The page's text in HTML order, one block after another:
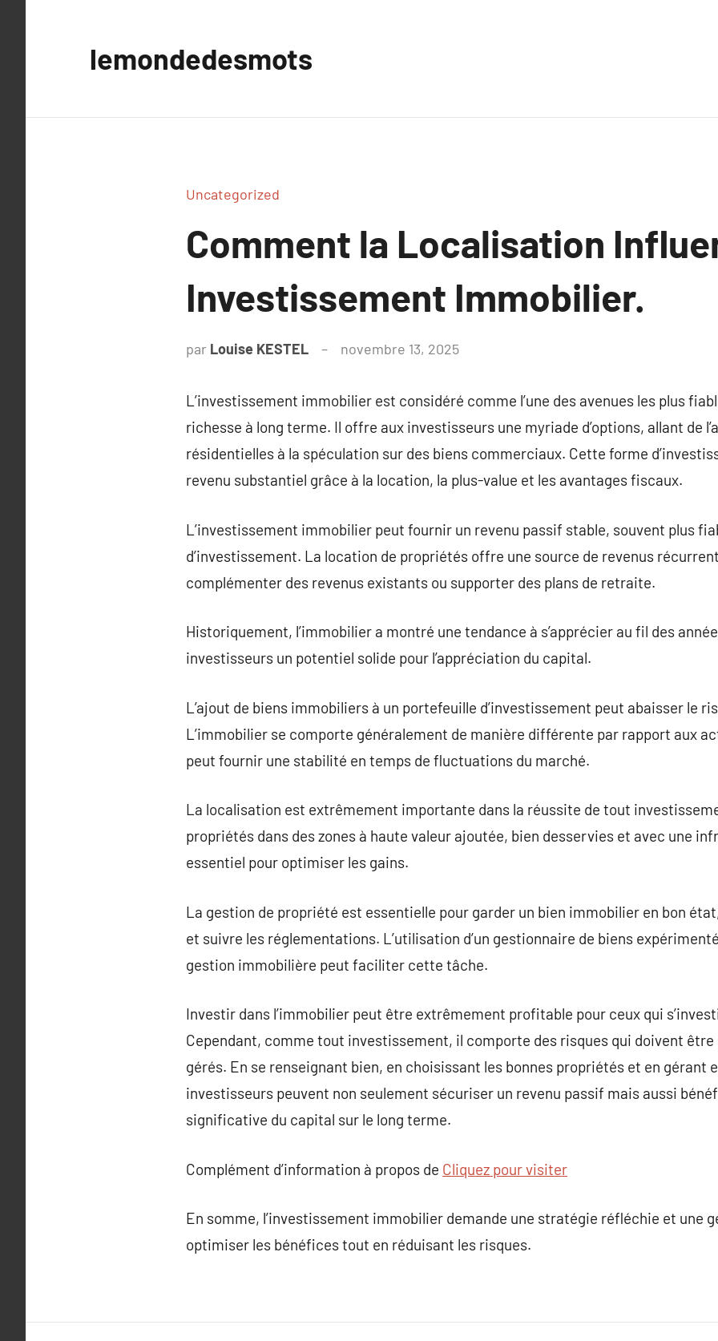
lemondedesmots
Uncategorized
Comment la Localisation
Investissement Immobilier.
par Louise KESTEL novembre 13, 2025
L’investissement immobilier est considéré comme l’une des avenues les plus
richesse à long terme. Il offre aux investisseurs une myriade d’options, allant de
résidentielles à la spéculation sur des biens commerciaux. Cette forme
revenu substantiel grâce à la location, la plus-value et les avantages fiscaux.
L’investissement immobilier peut fournir un revenu passif stable, souvent plus
d’investissement. La location de propriétés offre une source de revenus
complémenter des revenus existants ou supporter des plans de retraite.
Historiquement, l’immobilier a montré une tendance à s’apprécier au fil des
investisseurs un potentiel solide pour l’appréciation du capital.
L’ajout de biens immobiliers à un portefeuille d’investissement peut abaisser le
L’immobilier se comporte généralement de manière différente par rapport aux
peut fournir une stabilité en temps de fluctuations du marché.
La localisation est extrêmement importante dans la réussite de tout
propriétés dans des zones à haute valeur ajoutée, bien desservies et avec une
essentiel pour optimiser les gains.
La gestion de propriété est essentielle pour garder un bien immobilier en bon
et suivre les réglementations. L’utilisation d’un gestionnaire de biens
gestion immobilière peut faciliter cette tâche.
Investir dans l’immobilier peut être extrêmement profitable pour ceux qui
Cependant, comme tout investissement, il comporte des risques qui doivent
gérés. En se renseignant bien, en choisissant les bonnes propriétés et en gérant
investisseurs peuvent non seulement sécuriser un revenu passif mais aussi
significative du capital sur le long terme.
Complément d’information à propos de Cliquez pour visiter
En somme, l’investissement immobilier demande une stratégie réfléchie et une
optimiser les bénéfices tout en réduisant les risques.